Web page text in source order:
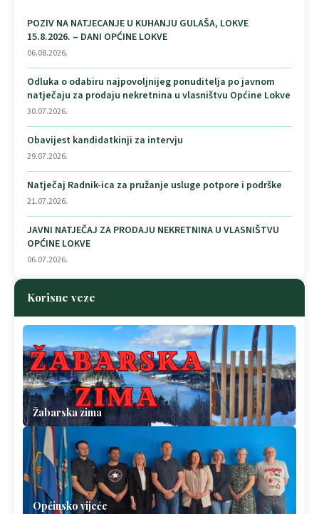
POZIV NA NATJECANJE U KUHANJU GULAŠA, LOKVE
15.8.2026. – DANI OPĆINE LOKVE
06.08.2026.
Odluka o odabiru najpovoljnijeg ponuditelja po javnom
natječaju za prodaju nekretnina u vlasništvu Općine Lokve
30.07.2026.
Obavijest kandidatkinji za intervju
29.07.2026.
Natječaj Radnik-ica za pružanje usluge potpore i podrške
21.07.2026.
JAVNI NATJEČAJ ZA PRODAJU NEKRETNINA U VLASNIŠTVU
OPĆINE LOKVE
06.07.2026.
Korisne veze
Žabarska zima
Općinsko vijeće